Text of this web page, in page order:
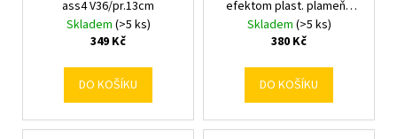
ass4 V36/pr.13cm
Skladem (>5 ks)
349 Kč
DO KOŠÍKU
efektom plast. plameňa
ohňa pr.7,5/V27cm
Skladem (>5 ks)
380 Kč
DO KOŠÍKU